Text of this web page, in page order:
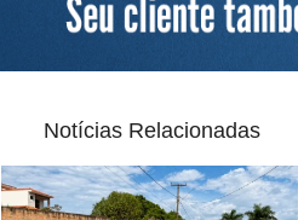
Notícias Relacionadas